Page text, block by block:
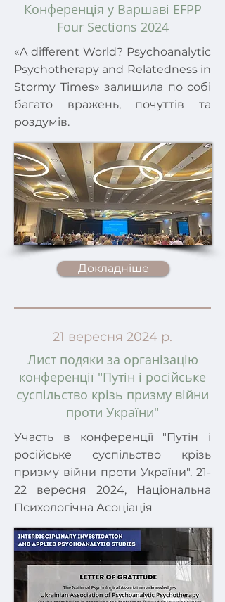
Конференція у Варшаві EFPP
Four Sections 2024
«A different World? Psychoanalytic
Psychotherapy and Relatedness in
Stormy Times» залишила по собі
багато вражень, почуттів та
роздумів.
Докладніше
21 вересня 2024 р.
Лист подяки за організацію
конференції "Путін і російське
суспільство крізь призму війни
проти України"
Участь в конференції "Путін і
російське суспільство крізь
призму війни проти України". 21-
22 вересня 2024, Національна
Психологічна Асоціація